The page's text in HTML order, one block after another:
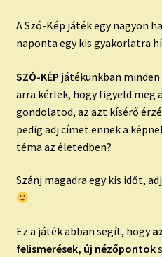
A Szó-Kép játék egy nagyon
naponta egy kis gyakorlatra
SZÓ-KÉP játékunkban
arra kérlek, hogy figyeld meg
gondolatod, az azt kísérő
pedig adj címet ennek a
téma az életedben?
Szánj magadra egy kis időt,
Ez a játék abban segít, hogy
felismerések, új nézőpontok